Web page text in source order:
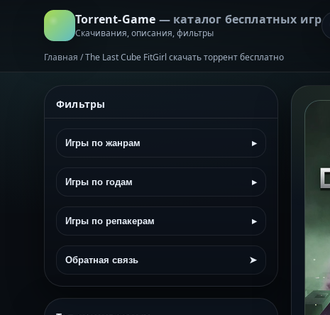
Torrent-Game — каталог бесплатных игр
Скачивания, описания, фильтры
Главная /The Last Cube FitGirl скачать торрент бесплатно
Фильтры
Игры по жанрам ▸
Игры по годам ▸
Игры по репакерам ▸
Обратная связь ➤